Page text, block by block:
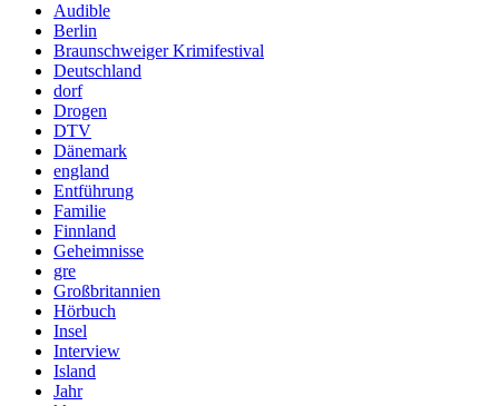
Audible
Berlin
Braunschweiger Krimifestival
Deutschland
dorf
Drogen
DTV
Dänemark
england
Entführung
Familie
Finnland
Geheimnisse
gre
Großbritannien
Hörbuch
Insel
Interview
Island
Jahr